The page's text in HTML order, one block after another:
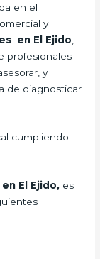
en el
y
en El Ejido
profesionales
y
de diagnosticar
cumpliendo
El Ejido, es